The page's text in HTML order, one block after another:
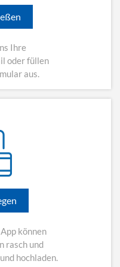
Ihre
oder füllen
aus.
können
rasch und
hochladen.